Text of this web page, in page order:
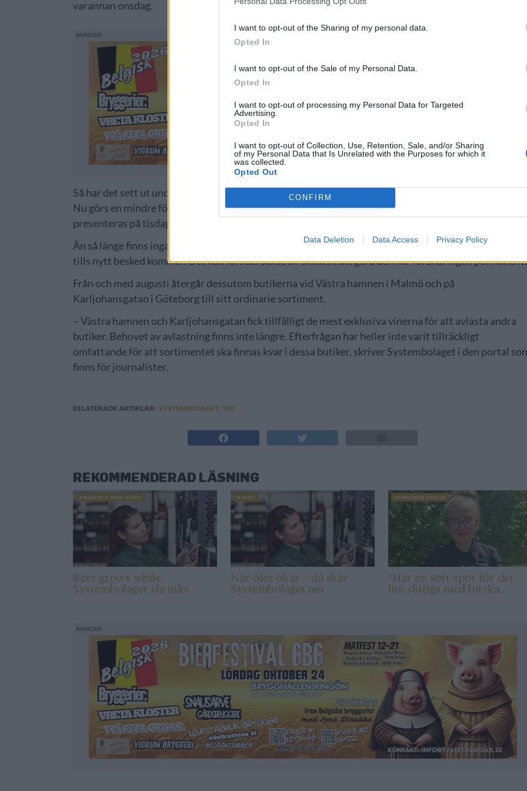
I want to opt-out of the Sharing of my personal data.
Opted In
I want to opt-out of the Sale of my Personal Data.
Opted In
I want to opt-out of processing my Personal Data for Targeted
Advertising.
Opted In
I want to opt-out of Collection, Use, Retention, Sale, and/or Sharing
of my Personal Data that Is Unrelated with the Purposes for which it
was collected.
Opted Out
CONFIRM
Data Deletion Data Access Privacy Policy
varannan onsdag.
Så har det sett ut under våren och förändringen har mötte med både positiva och negativa
Nu görs en mindre förändring inför hösten, då onsdagar tas bort och alla tillfälliga ölnyheter ska
presenteras på tisdagar.
Än så länge finns inga permanenta beslutför de tillfälliga nyheterna utan tisdagar är det som gäller
tills nytt besked kommer. Det kan förstås också bli aktuellt att göra den här förändringen permanent.
Från och med augusti återgår dessutom butikerna vid Västra hamnen i Malmö och på
Karljohansgatan i Göteborg till sitt ordinarie sortiment.
– Västra hamnen och Karljohansgatan fick tillfälligt de mest exklusiva vinerna för att avlasta andra
butiker. Behovet av avlastning finns inte längre. Efterfrågan har heller inte varit tillräckligt
omfattande för att sortimentet ska finnas kvar i dessa butiker, skriver Systembolaget i den portal
finns för journalister.
RELATERADE ARTIKLAR: SYSTEMBOLAGET ,TSE
REKOMMENDERAD LÄSNING
SWEDEN’S BEER NEWS
Beer grows while
Systembolaget shrinks
NYHET
När ölet ökar – då skär
Systembolaget ner
SOMMARINTERVJU
“Har en soft spot för det
lite skitiga med bitska